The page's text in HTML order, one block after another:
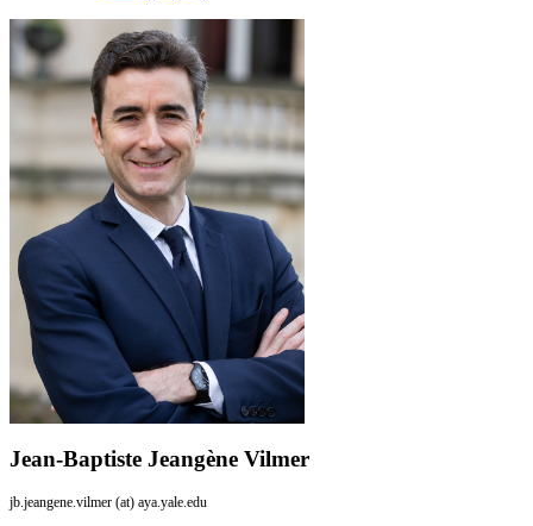
Jean-Baptiste Jeangène Vilmer
jb.jeangene.vilmer (at) aya.yale.edu